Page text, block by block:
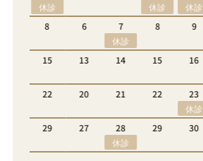
休診
6
7
8 9 10
13
14 15 16
17
20 21 22
23
24
休診
27
28
29 30